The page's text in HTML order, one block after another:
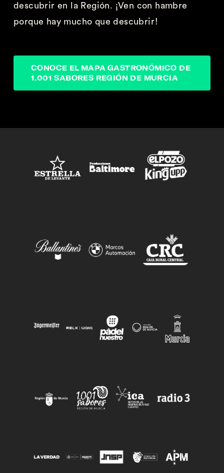
descubrir en la Región. ¡Ven con hambre
porque hay mucho que descubrir!
CONOCE EL MAPA GASTRONÓMICO DE
1.001 SABORES REGIÓN DE MURCIA